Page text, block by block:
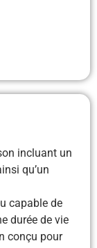
incluant un
qu’un
capable de
durée de vie
conçu pour